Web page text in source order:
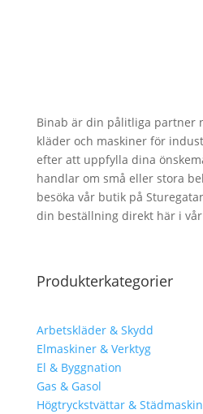
Binab är din pålitliga partner
kläder och maskiner för
efter att uppfylla dina
handlar om små eller stora
besöka vår butik på
din beställning direkt här i
Produkterkategorier
Arbetskläder & Skydd
Elmaskiner & Verktyg
El & Byggnation
Gas & Gasol
Högtryckstvättar &